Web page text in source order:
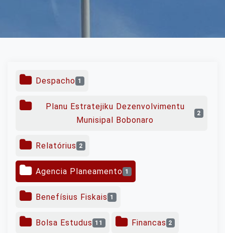
Despacho 1
Planu Estratejiku Dezenvolvimentu
Munisipal Bobonaro
2
Relatórius 2
Agencia Planeamento 1
Benefísius Fiskais 1
Bolsa Estudus 11 Financas 2